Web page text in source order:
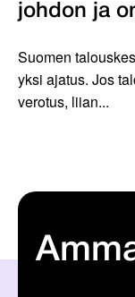
johdon ja
Suomen
yksi ajatus. Jos
verotus, liian...